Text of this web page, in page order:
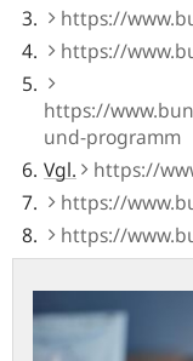
https://
https://
https://
und-programm
Vgl.
https://
https://
https://